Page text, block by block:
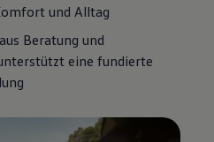
und Alltag
Beratung und
eine fundierte